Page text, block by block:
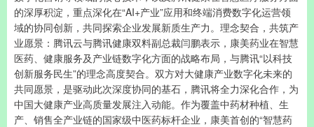
的深厚积淀，重点深化在“AI+产业”应用和终端消费数字化运营领
域的协同创新，共同探索企业发展新质生产力。理念契合，共筑产
业愿景：腾讯云与腾讯健康双料副总裁闫鹏表示，康美药业在智慧
医药、健康服务及产业链数字化方面的战略布局，与腾讯“以科技
创新服务民生”的理念高度契合。双方对大健康产业数字化未来的
共同愿景，是驱动此次深度协同的基石，腾讯将全力深化合作，为
中国大健康产业高质量发展注入动能。作为覆盖中药材种植、生
产、销售全产业链的国家级中医药标杆企业，康美首创的“智慧药